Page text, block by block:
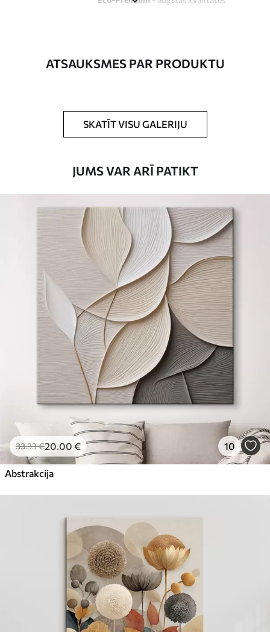
Jūs varat pievienot lakas pārklājumu.
No15.00€
Eco-Premium
.00
ATSAUKSMES PAR PRODUKTU
SKATĪT VISU GALERIJU
JUMS VAR ARĪ PATIKT
33.33€20.00 € 10
Abstrakcija